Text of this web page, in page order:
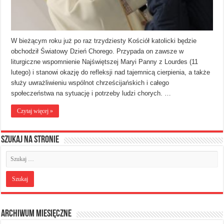
W bieżącym roku już po raz trzydziesty Kościół katolicki będzie
obchodził Światowy Dzień Chorego. Przypada on zawsze w
liturgiczne wspomnienie Najświętszej Maryi Panny z Lourdes (11
lutego) i stanowi okazję do refleksji nad tajemnicą cierpienia, a także
służy uwrażliwieniu wspólnot chrześcijańskich i całego
społeczeństwa na sytuację i potrzeby ludzi chorych. …
Czytaj więcej »
Szukaj na stronie
Archiwum miesięczne